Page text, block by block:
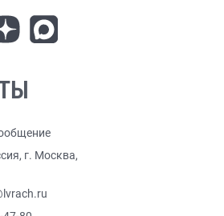
г. Москва,